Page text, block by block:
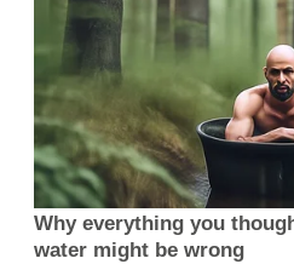
Why everything you
water might be wrong